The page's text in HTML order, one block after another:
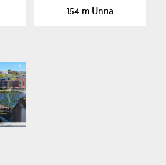
154 m Unna